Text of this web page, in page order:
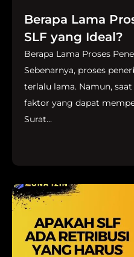
Berapa Lama
SLF yang Ideal?
Berapa Lama Proses
Sebenarnya, proses
terlalu lama. Namun,
faktor yang dapat
Surat...